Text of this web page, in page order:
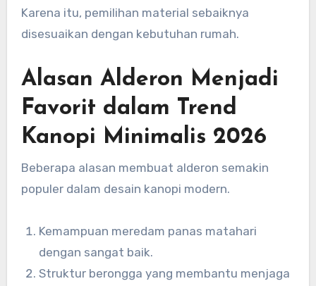
Karena itu, pemilihan material sebaiknya
disesuaikan dengan kebutuhan rumah.
Alasan Alderon Menjadi
Favorit dalam Trend
Kanopi Minimalis 2026
Beberapa alasan membuat alderon semakin
populer dalam desain kanopi modern.
Kemampuan meredam panas matahari
dengan sangat baik.
Struktur berongga yang membantu menjaga